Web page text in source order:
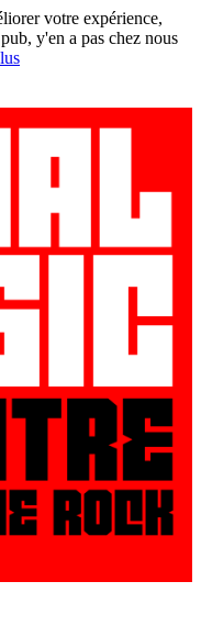
votre expérience,
y'en a pas chez nous